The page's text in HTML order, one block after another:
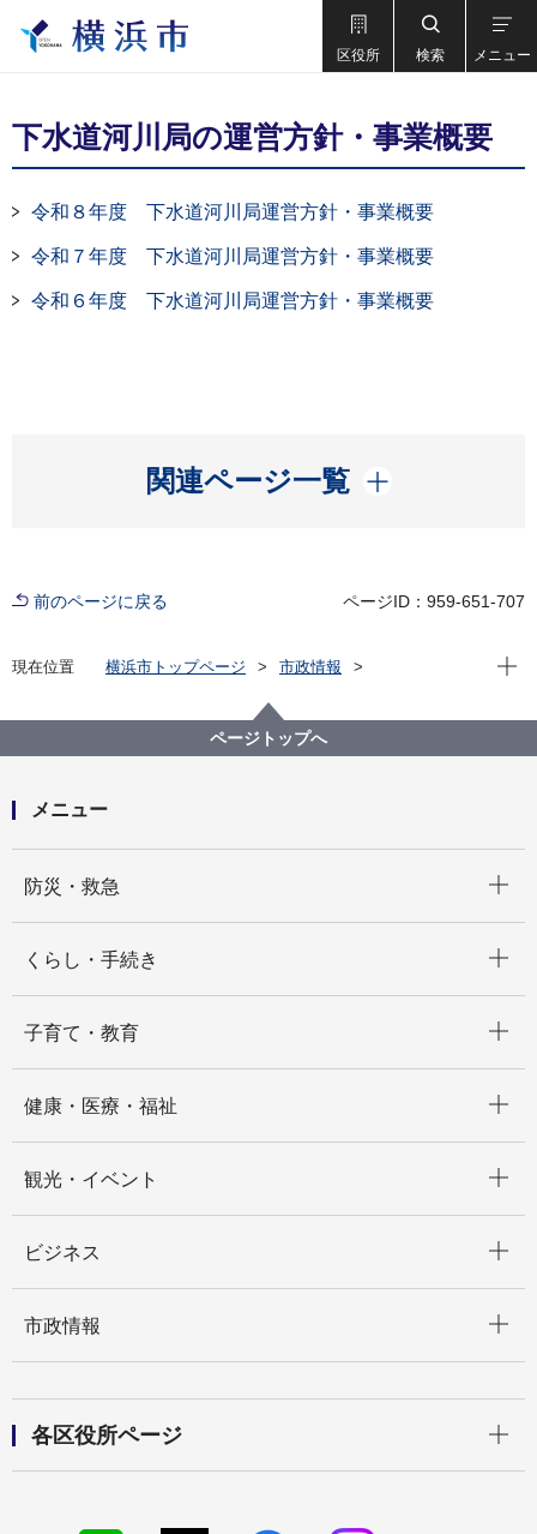
区役所 検索 メニュー
下水道河川局の運営方針・事業概要
令和８年度 下水道河川局運営方針・事業概要
令和７年度 下水道河川局運営方針・事業概要
令和６年度 下水道河川局運営方針・事業概要
関連ページ一覧
開く
前のページに戻る ページID：959-651-707
現在位置 横浜市トップページ
市政情報
下水道河川局の運営方針・事業概要
現在
ページトップへ
メニュー
防災・救急
くらし・手続き
子育て・教育
健康・医療・福祉
観光・イベント
ビジネス
市政情報
各区役所ページ